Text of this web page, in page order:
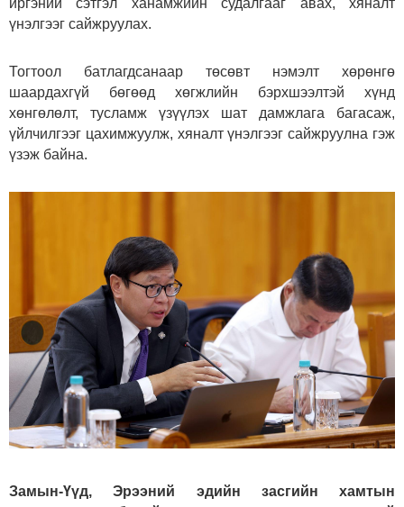
иргэний сэтгэл ханамжийн судалгааг авах, хяналт
үнэлгээг сайжруулах.
Тогтоол батлагдсанаар төсөвт нэмэлт хөрөнгө
шаардахгүй бөгөөд хөгжлийн бэрхшээлтэй хүнд
хөнгөлөлт, тусламж үзүүлэх шат дамжлага багасаж,
үйлчилгээг цахимжуулж, хяналт үнэлгээг сайжруулна гэж
үзэж байна.
Замын-Үүд, Эрээний эдийн засгийн хамтын